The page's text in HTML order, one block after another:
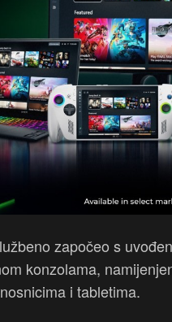
započeo s
konzolama,
i tabletima.